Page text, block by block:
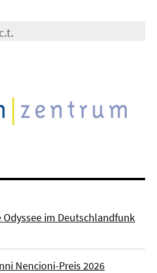
Odyssee im Deutschlandfunk
Nencioni-Preis 2026